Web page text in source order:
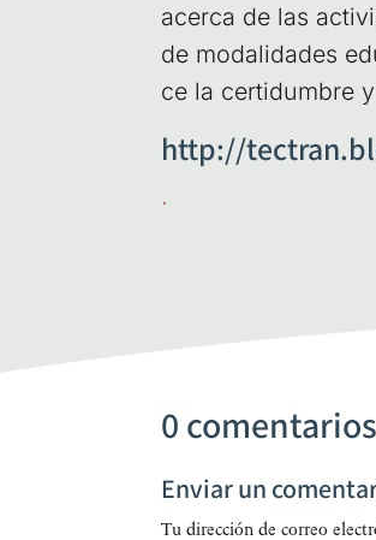
acer­ca de las
de moda­li­da­des
ce la cer­ti­dum­bre
http://
.
0 comentarios
Enviar un
Tu dirección de correo